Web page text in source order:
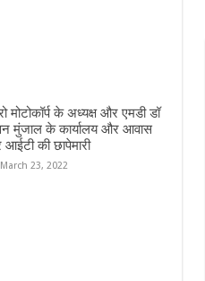
मोटोकॉर्प के अध्यक्ष और एमडी डॉ
मुंजाल के कार्यालय और आवास
आईटी की छापेमारी
March 23, 2022